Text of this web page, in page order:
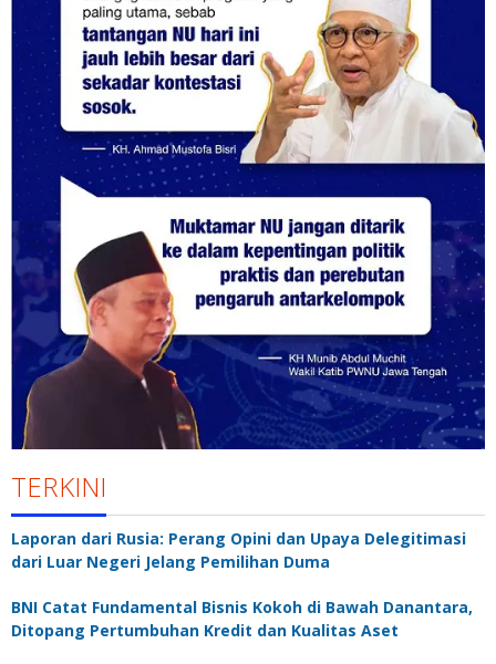
TERKINI
Laporan dari Rusia: Perang Opini dan Upaya Delegitimasi
dari Luar Negeri Jelang Pemilihan Duma
BNI Catat Fundamental Bisnis Kokoh di Bawah Danantara,
Ditopang Pertumbuhan Kredit dan Kualitas Aset